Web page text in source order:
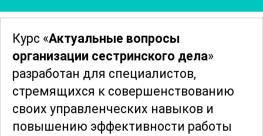
Курс «Актуальные вопросы
организации сестринского дела»
разработан для специалистов,
стремящихся к совершенствованию
своих управленческих навыков и
повышению эффективности работы